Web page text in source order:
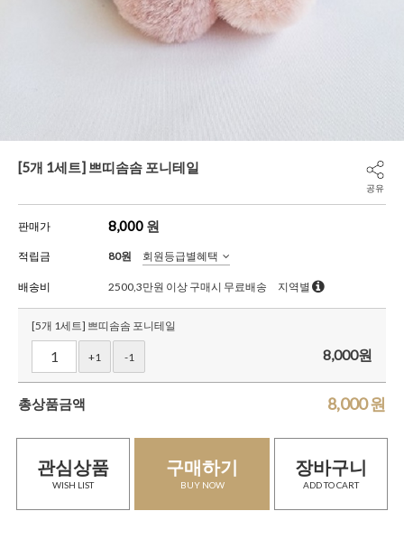
[5개 1세트] 쁘띠솜솜 포니테일
공유
판매가 8,000 원
적립금 80원 회원등급별혜택
배송비 2500,3만원 이상 구매시 무료배송 지역별
[5개 1세트] 쁘띠솜솜 포니테일
+1 -1 8,000원
총상품금액 8,000원
관심상품
WISH LIST
구매하기
BUY NOW
장바구니
ADD TO CART